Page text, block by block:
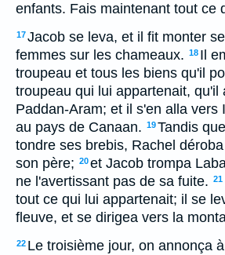
enfants. Fais maintenant tout ce
17Jacob se leva, et il fit monter
femmes sur les chameaux. 18 Il
troupeau et tous les biens qu'il
troupeau qui lui appartenait, qu'il
Paddan-Aram; et il s'en alla vers
au pays de Canaan. 19Tandis
tondre ses brebis, Rachel
son père; 20et Jacob trompa
ne l'avertissant pas de sa fuite. 21
tout ce qui lui appartenait; il se
fleuve, et se dirigea vers la
22 Le troisième jour, on annonça